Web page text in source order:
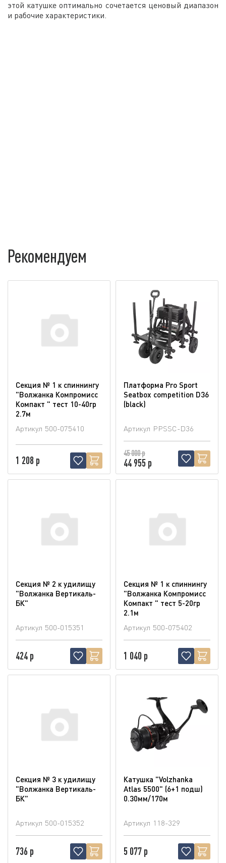
этой катушке оптимально сочетается ценовый диапазон
и рабочие характеристики.
Рекомендуем
Секция № 1 к спиннингу
"Волжанка Компромисс
Компакт " тест 10-40гр
2.7м
Артикул 500-075410
1 208 р
Платформа Pro Sport
Seatbox competition D36
(blaсk)
Артикул PPSSC-D36
45 000 р
44 955 р
Секция № 2 к удилищу
"Волжанка Вертикаль-
БК"
Артикул 500-015351
424 р
Секция № 1 к спиннингу
"Волжанка Компромисс
Компакт " тест 5-20гр
2.1м
Артикул 500-075402
1 040 р
Секция № 3 к удилищу
"Волжанка Вертикаль-
БК"
Артикул 500-015352
736 р
Катушка "Volzhanka
Atlas 5500" (6+1 подш)
0.30мм/170м
Артикул 118-329
5 077 р